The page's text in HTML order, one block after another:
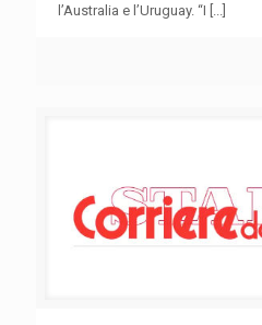
l’Australia e l’Uruguay. “I [...]